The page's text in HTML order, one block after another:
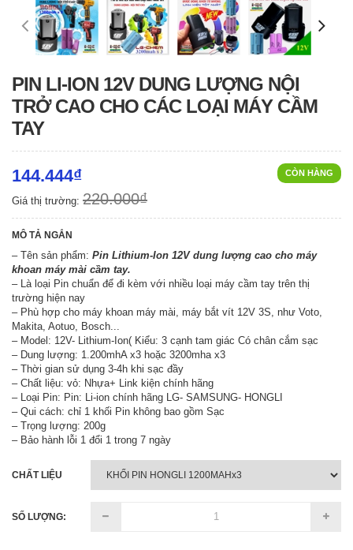
PIN LI-ION 12V DUNG LƯỢNG NỘI
TRỞ CAO CHO CÁC LOẠI MÁY CẦM
TAY
CÒN HÀNG
144.444₫
Giá thị trường: 220.000₫
MÔ TẢ NGẮN
– Tên sản phẩm: Pin Lithium-Ion 12V dung lượng cao cho máy
khoan máy mài cầm tay.
– Là loại Pin chuẩn để đi kèm với nhiều loại máy cầm tay trên thị
trường hiện nay
– Phù hợp cho máy khoan máy mài, máy bắt vít 12V 3S, như Voto,
Makita, Aotuo, Bosch...
– Model: 12V- Lithium-Ion( Kiểu: 3 cạnh tam giác Có chân cắm sạc
– Dung lượng: 1.200mhA x3 hoặc 3200mha x3
– Thời gian sử dụng 3-4h khi sạc đầy
– Chất liệu: vỏ: Nhựa+ Link kiện chính hãng
– Loại Pin: Pin: Li-ion chính hãng LG- SAMSUNG- HONGLI
– Qui cách: chỉ 1 khối Pin không bao gồm Sạc
– Trọng lượng: 200g
– Bảo hành lỗi 1 đổi 1 trong 7 ngày
CHẤT LIỆU
SỐ LƯỢNG: